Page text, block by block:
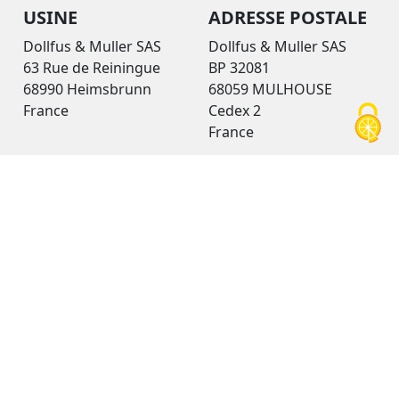
USINE
Dollfus & Muller SAS
63 Rue de Reiningue
68990 Heimsbrunn
France
ADRESSE POSTALE
Dollfus & Muller SAS
BP 32081
68059 MULHOUSE
Cedex 2
France